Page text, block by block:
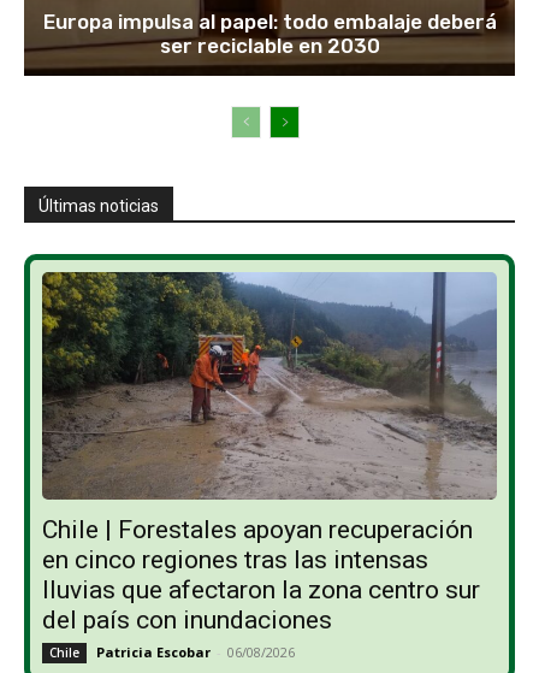
Europa impulsa al papel: todo embalaje deberá
ser reciclable en 2030
Últimas noticias
Chile | Forestales apoyan recuperación
en cinco regiones tras las intensas
lluvias que afectaron la zona centro sur
del país con inundaciones
Chile Patricia Escobar - 06/08/2026